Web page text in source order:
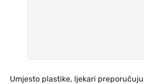
Umjesto plastike, ljekari